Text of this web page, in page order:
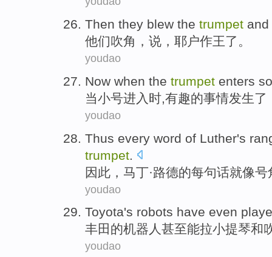
Then they blew the trumpet
他们吹角 ，说， 耶户作王了。
youdao
Now when the trumpet enters
当小号进入 时,有趣的事情发生了
youdao
Thus every word of Luther's
trumpet
因此 ，马丁·路德的每句话就像号
youdao
Toyota's robots have even
丰田 的机器人 甚至能拉小提琴和
youdao